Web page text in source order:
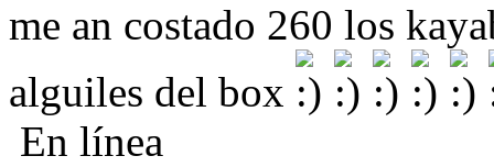
me an costado 260 los
alguiles del box
En línea